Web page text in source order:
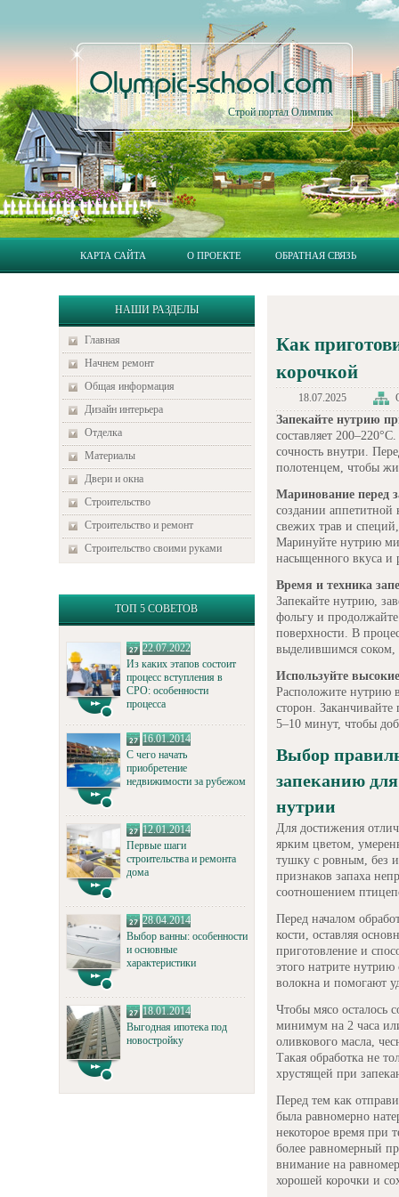
Olympic-school.com
Строй портал Олимпик
КАРТА САЙТА О ПРОЕКТЕ ОБРАТНАЯ СВЯЗЬ
НАШИ РАЗДЕЛЫ
Главная
Начнем ремонт
Общая информация
Дизайн интерьера
Отделка
Материалы
Двери и окна
Строительство
Строительство и ремонт
Строительство своими руками
ТОП 5 СОВЕТОВ
22.07.2022
Из каких этапов состоит
процесс вступления в
СРО: особенности
процесса
16.01.2014
С чего начать
приобретение
недвижимости за рубежом
12.01.2014
Первые шаги
строительства и ремонта
дома
28.04.2014
Выбор ванны: особенности
и основные
характеристики
18.01.2014
Выгодная ипотека под
новостройку
Как
корочкой
18.07.2025
Запекайте нутрию
составляет
сочность внутри.
полотенцем, чтобы
Маринование перед
создании аппетитной
свежих трав и
Маринуйте нутрию
насыщенного вкуса и
Время и техника
Запекайте нутрию,
фольгу и
поверхности. В
выделившимся соком,
Используйте
Расположите нутрию
сторон.
5–10 минут, чтобы
Выбор
запеканию
нутрии
Для достижения
ярким цветом,
тушку с ровным, без
признаков запаха
соотношением
Перед началом
кости, оставляя
приготовление и
этого натрите
волокна и помогают
Чтобы мясо осталось
минимум на 2 часа
оливкового масла,
Такая обработка не
хрустящей при
Перед тем как
была равномерно
некоторое время при
более равномерный
внимание на
хорошей корочки и